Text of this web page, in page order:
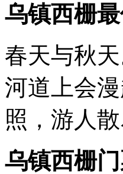
乌镇西栅
春天与秋
河道上会
照，游人
乌镇西栅